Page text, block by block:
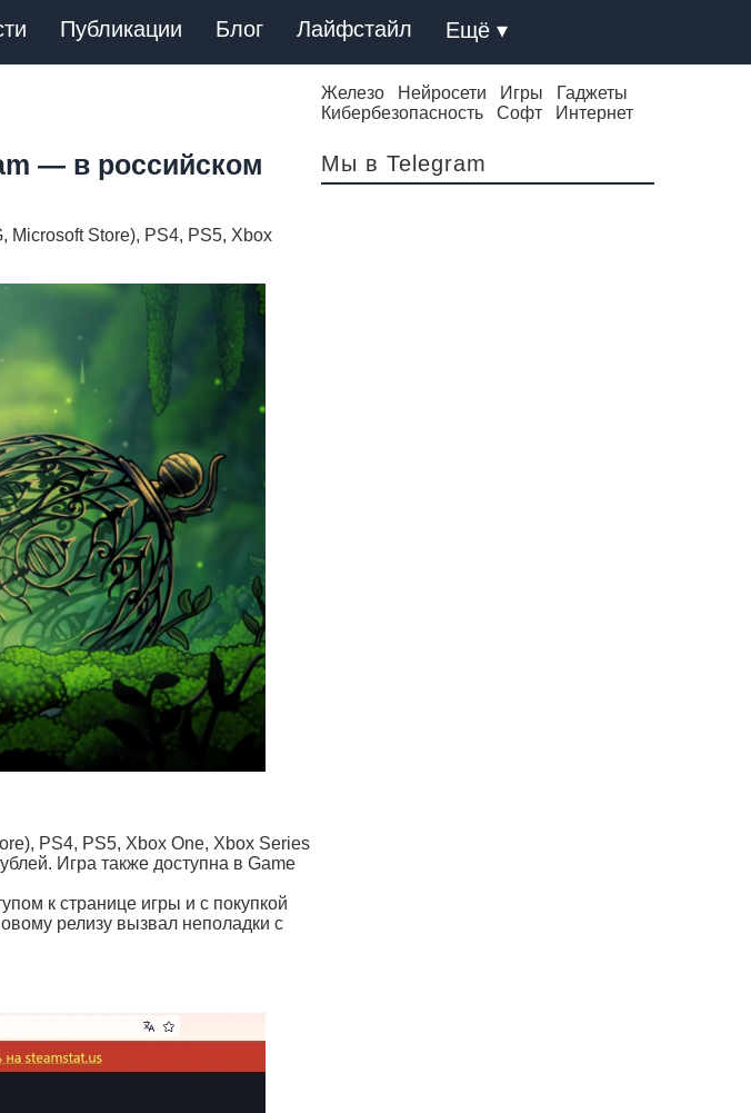
Публикации Блог Лайфстайл Ещё ▾
— в российском
Microsoft Store), PS4, PS5, Xbox
PS4, PS5, Xbox One, Xbox Series
Игра также доступна в Game
к странице игры и с покупкой
релизу вызвал неполадки с
Железо Нейросети Игры
Гаджеты
Кибербезопасность
Софт Интернет
Мы в Telegram